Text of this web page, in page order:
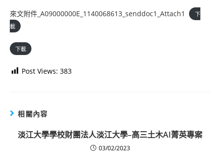
來文附件_A09000000E_1140068613_senddoc1_Attach1
下
載
下載
Post Views: 383
相關內容
淡江大學學校財團法人淡江大學–高三土木AI菁英專案
03/02/2023